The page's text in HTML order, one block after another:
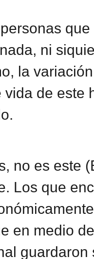
ni
la
de este
no es este
Los que
en medio
guardaron